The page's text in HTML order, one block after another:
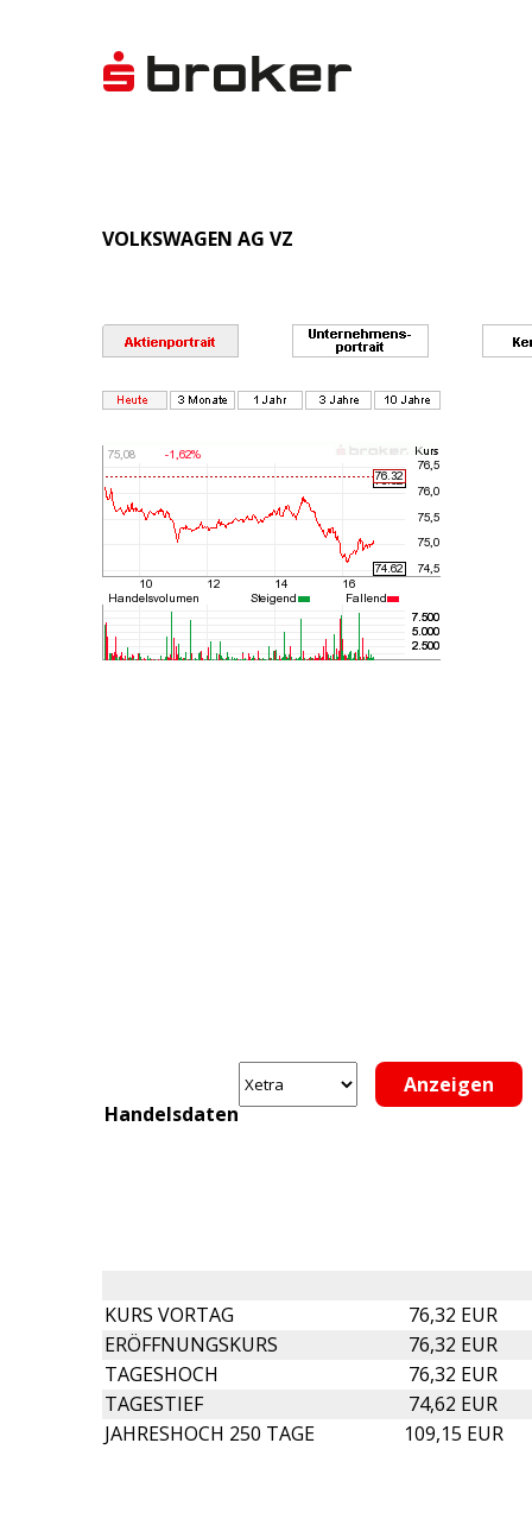
VOLKSWAGEN AG VZ
Handelsdaten
KURS VORTAG
76,32 EUR
ERÖFFNUNGSKURS
76,32 EUR
TAGESHOCH
76,32 EUR
TAGESTIEF
74,62 EUR
JAHRESHOCH 250 TAGE
109,15 EUR